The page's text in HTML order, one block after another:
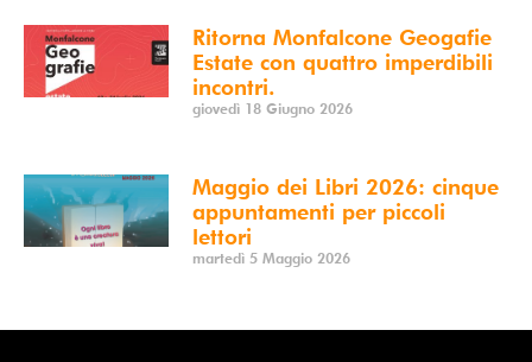
Ritorna Monfalcone Geogafie
Estate con quattro imperdibili
incontri.
giovedì 18 Giugno 2026
Maggio dei Libri 2026: cinque
appuntamenti per piccoli
lettori
martedì 5 Maggio 2026